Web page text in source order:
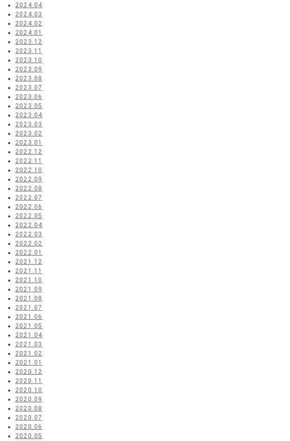
2024.04
2024.03
2024.02
2024.01
2023.12
2023.11
2023.10
2023.09
2023.08
2023.07
2023.06
2023.05
2023.04
2023.03
2023.02
2023.01
2022.12
2022.11
2022.10
2022.09
2022.08
2022.07
2022.06
2022.05
2022.04
2022.03
2022.02
2022.01
2021.12
2021.11
2021.10
2021.09
2021.08
2021.07
2021.06
2021.05
2021.04
2021.03
2021.02
2021.01
2020.12
2020.11
2020.10
2020.09
2020.08
2020.07
2020.06
2020.05